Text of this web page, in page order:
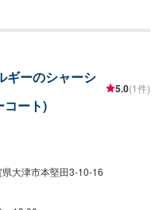
ギーのシャーシ
コート)
5.0(1件)
県大津市本堅田3-10-16